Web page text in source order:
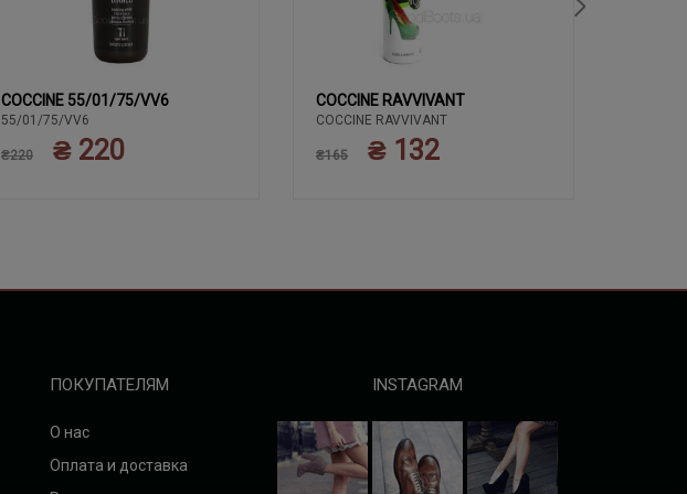
COCCINE 55/01/75/VV6
55/01/75/VV6
₴220 ₴ 220
COCCINE RAVVIVANT
COCCINE RAVVIVANT
₴165 ₴ 132
ПОКУПАТЕЛЯМ
О нас
Оплата и доставка
INSTAGRAM